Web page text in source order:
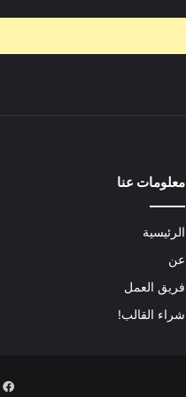
معلومات عنا
الرئيسية
عن
فريق العمل
شراء القالب!